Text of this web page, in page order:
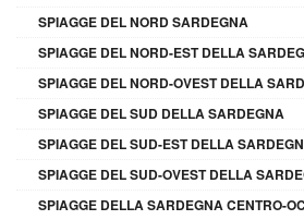
SPIAGGE DEL NORD SARDEGNA
SPIAGGE DEL NORD-EST DELLA
SPIAGGE DEL NORD-OVEST DELLA
SPIAGGE DEL SUD DELLA SARDEGNA
SPIAGGE DEL SUD-EST DELLA
SPIAGGE DEL SUD-OVEST DELLA
SPIAGGE DELLA SARDEGNA CENTRO-